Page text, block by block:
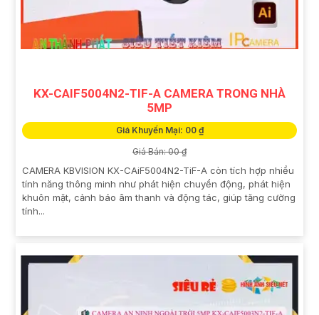
KX-CAIF5004N2-TIF-A CAMERA TRONG NHÀ
5MP
Giá Khuyến Mại: 00 ₫
Giá Bán: 00 ₫
CAMERA KBVISION KX-CAiF5004N2-TiF-A còn tích hợp nhiều
tính năng thông minh như phát hiện chuyển động, phát hiện
khuôn mặt, cảnh báo âm thanh và động tác, giúp tăng cường
tính...